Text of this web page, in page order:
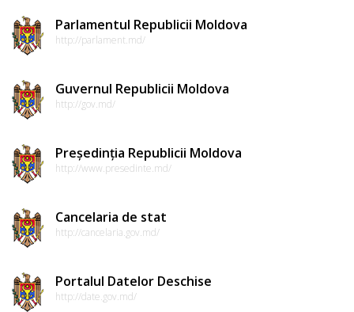
Parlamentul Republicii Moldova
http://parlament.md/
Guvernul Republicii Moldova
http://gov.md/
Președinția Republicii Moldova
http://www.presedinte.md/
Cancelaria de stat
http://cancelaria.gov.md/
Portalul Datelor Deschise
http://date.gov.md/